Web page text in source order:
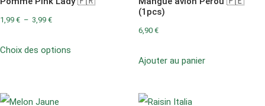
1,99 € – 3,99 €
Choix des options
(1pcs)
6,90 €
Ajouter au panier